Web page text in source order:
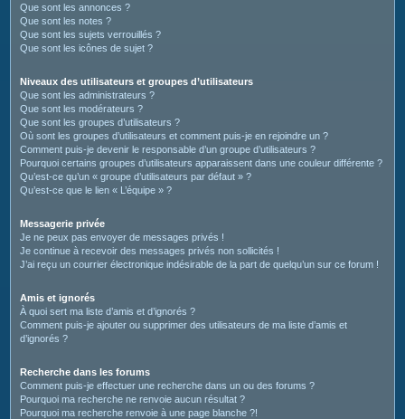
Que sont les annonces ?
Que sont les notes ?
Que sont les sujets verrouillés ?
Que sont les icônes de sujet ?
Niveaux des utilisateurs et groupes d’utilisateurs
Que sont les administrateurs ?
Que sont les modérateurs ?
Que sont les groupes d’utilisateurs ?
Où sont les groupes d’utilisateurs et comment puis-je en rejoindre un ?
Comment puis-je devenir le responsable d’un groupe d’utilisateurs ?
Pourquoi certains groupes d’utilisateurs apparaissent dans une couleur différente ?
Qu’est-ce qu’un « groupe d’utilisateurs par défaut » ?
Qu’est-ce que le lien « L’équipe » ?
Messagerie privée
Je ne peux pas envoyer de messages privés !
Je continue à recevoir des messages privés non sollicités !
J’ai reçu un courrier électronique indésirable de la part de quelqu’un sur ce forum !
Amis et ignorés
À quoi sert ma liste d’amis et d’ignorés ?
Comment puis-je ajouter ou supprimer des utilisateurs de ma liste d’amis et
d’ignorés ?
Recherche dans les forums
Comment puis-je effectuer une recherche dans un ou des forums ?
Pourquoi ma recherche ne renvoie aucun résultat ?
Pourquoi ma recherche renvoie à une page blanche ?!